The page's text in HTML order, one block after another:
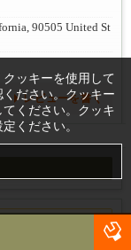
90505 United St
レビューを書く
と訳文の間で、意
注意ください。
ッキーを使用して
ください。クッキー
ください。クッキ
ください。